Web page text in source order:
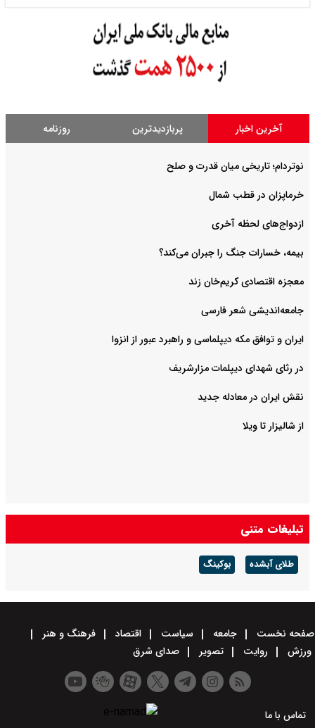
آخرین اخبار پربازدیدترین روزنامه
نوتردام؛ تاریخی میان قدرت و صلح‌
خرماپزان در قطب شمال
ازدواج‌های لحظه آخری
بیمه، خسارات جنگ را جبران می‌کند؟
معجزه اقتصادی کریم‌خان زند
جامعه‌اندیشی شعر فارسی
ایران و توافق مکه دیپلماسی و راهبرد عبور از انزوا
در رثای شهدای دیپلمات مزارشریف
نقش ایران در معادله جدید
از شالیزار تا ویلا
تبلیغات متنی
طلای آبشده بوکینگ
صفحه نخست جامعه سیاست اقتصاد
فرهنگ و هنر
ورزش
روایت تصویر صدای شرق
تماس با ما